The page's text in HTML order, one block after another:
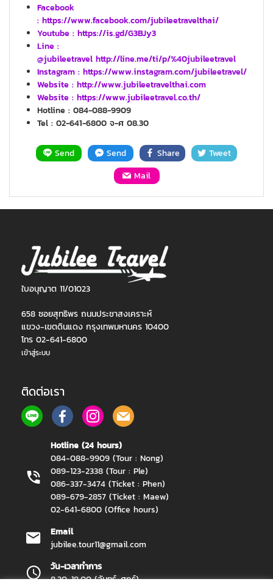
Facebook
: https://www.facebook.com/jubileetravelthai/
Youtube : https://is.gd/G3BJy3
Line :
@jubileetravel http://line.me/ti/p/%40jubileetravel
Instagram : https://www.instagram.com/jubileetravel/
Website : http://www.jubileetravelthai.com
Website : https://www.jubileetravel.co.th/
Hotline : 084-088-9909
Tel : 02-641-6800 จ-ศ 08.30
Send Send Share
Tweet
Mail
ใบอนุญาต 11/01023
658 ซอยสุทธิพร ถนนประชาสงเคราะห์
แขวง-เขตดินแดง กรุงเทพมหานคร 10400
โทร 02-641-6800
เข้าสู่ระบบ
ติดต่อเรา
Hotline (24 hours)
084-088-9909 (Tour : Nong)
089-123-2338 (Tour : Ple)
086-337-3474 (Ticket : Phen)
089-679-2857 (Ticket : Maew)
02-641-6800 (Office hours)
Email
jubilee.tour11@gmail.com
วัน-เวลาทำการ
8.30-18.00 (จันทร์-ศุกร์)